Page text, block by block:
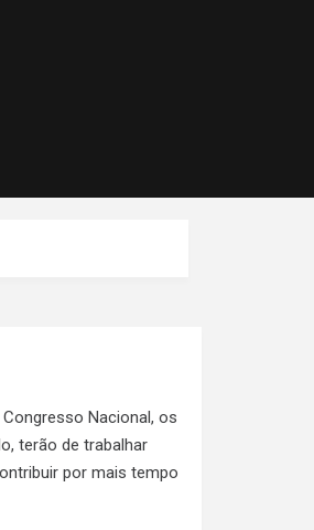
Nacional, os
terão de trabalhar
por mais tempo